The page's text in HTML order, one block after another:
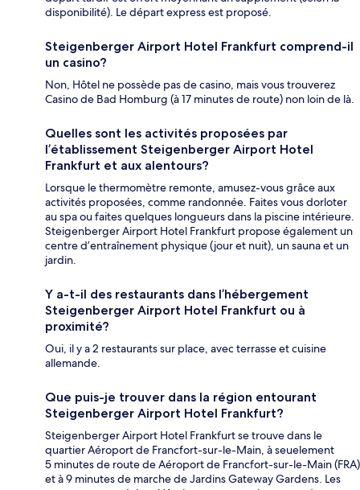
disponibilité). Le départ express est proposé.
Steigenberger Airport Hotel Frankfurt comprend-il
un casino?
Non, Hôtel ne possède pas de casino, mais vous trouverez
Casino de Bad Homburg (à 17 minutes de route) non loin de là.
Quelles sont les activités proposées par
l’établissement Steigenberger Airport Hotel
Frankfurt et aux alentours?
Lorsque le thermomètre remonte, amusez-vous grâce aux
activités proposées, comme randonnée. Faites vous dorloter
au spa ou faites quelques longueurs dans la piscine intérieure.
Steigenberger Airport Hotel Frankfurt propose également un
centre d’entraînement physique (jour et nuit), un sauna et un
jardin.
Y a-t-il des restaurants dans l’hébergement
Steigenberger Airport Hotel Frankfurt ou à
proximité?
Oui, il y a 2 restaurants sur place, avec terrasse et cuisine
allemande.
Que puis-je trouver dans la région entourant
Steigenberger Airport Hotel Frankfurt?
Steigenberger Airport Hotel Frankfurt se trouve dans le
quartier Aéroport de Francfort-sur-le-Main, à seuelement
5 minutes de route de Aéroport de Francfort-sur-le-Main (FRA)
et à 9 minutes de marche de Jardins Gateway Gardens. Les